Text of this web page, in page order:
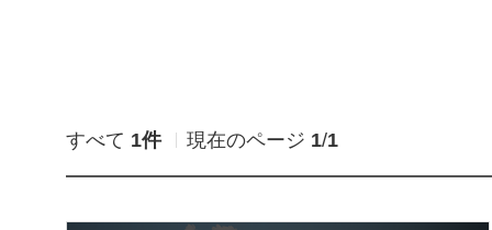
すべて 1件 現在のページ 1/1